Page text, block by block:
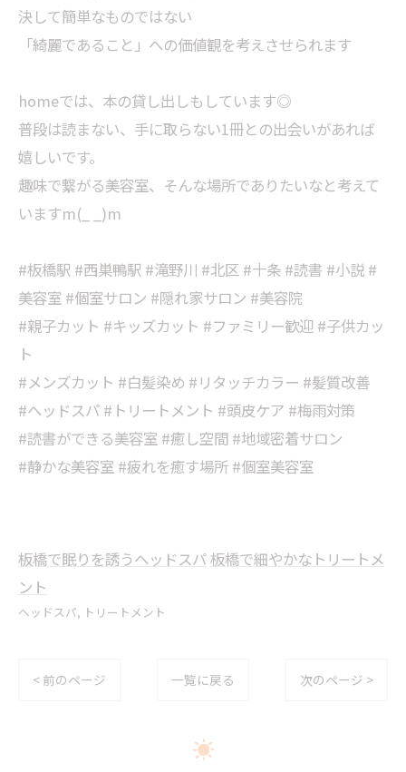
決して簡単なものではない
「綺麗であること」への価値観を考えさせられます
homeでは、本の貸し出しもしています◎
普段は読まない、手に取らない1冊との出会いがあれば
嬉しいです。
趣味で繋がる美容室、そんな場所でありたいなと考えて
いますm(_ _)m
#板橋駅 #西巣鴨駅 #滝野川 #北区 #十条 #読書 #小説 #
美容室 #個室サロン #隠れ家サロン #美容院
#親子カット #キッズカット #ファミリー歓迎 #子供カッ
ト
#メンズカット #白髪染め #リタッチカラー #髪質改善
#ヘッドスパ #トリートメント #頭皮ケア #梅雨対策
#読書ができる美容室 #癒し空間 #地域密着サロン
#静かな美容室 #疲れを癒す場所 #個室美容室
板橋で眠りを誘うヘッドスパ板橋で細やかなトリートメ
ント
ヘッドスパ トリートメント
< 前のページ 一覧に戻る 次のページ >